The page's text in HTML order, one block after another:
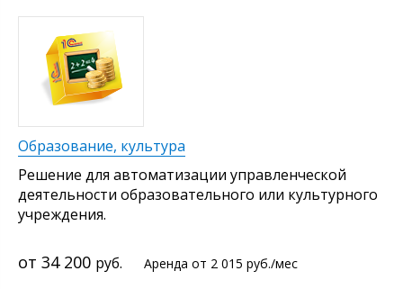
Образование, культура
Решение для автоматизации управленческой
деятельности образовательного или культурного
учреждения.
34 200 руб. от 2 015 руб./мес